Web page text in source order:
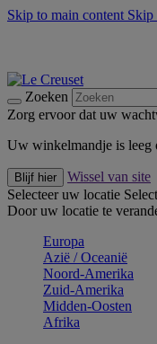
Skip to main content Skip
Zoeken
Zorg ervoor dat uw
Uw winkelmandje is leeg
Blijf hier
Wissel van site
Selecteer uw locatie
Door uw locatie te
Europa
Aziё / Oceaniё
Noord-Amerika
Zuid-Amerika
Midden-Oosten
Afrika